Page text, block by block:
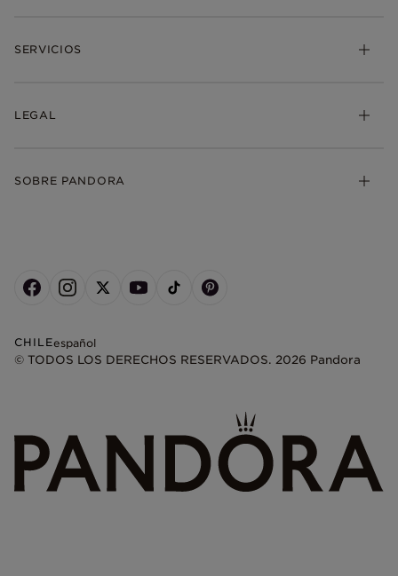
SERVICIOS
LEGAL
SOBRE PANDORA
CHILEespañol
© TODOS LOS DERECHOS RESERVADOS. 2026 Pandora